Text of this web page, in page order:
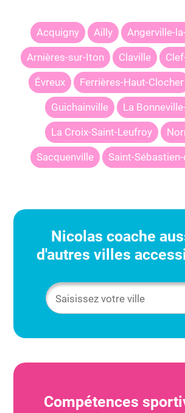
Acquigny Ailly Angerville-
Arnières-sur-Iton Claville
Évreux Ferrières-Haut-Clocher
Guichainville La
La Croix-Saint-Leufroy
Sacquenville Saint-
Nicolas coache
d'autres villes
Compétences